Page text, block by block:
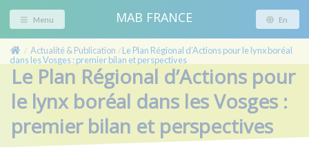
Menu MAB FRANCE En
/ Actualité & Publication / Le Plan Régional d’Actions pour le lynx boréal
dans les Vosges : premier bilan et perspectives
Le Plan Régional d’Actions pour
le lynx boréal dans les Vosges :
premier bilan et perspectives